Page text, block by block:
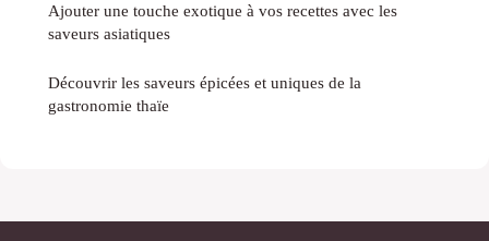
Ajouter une touche exotique à vos recettes avec les
saveurs asiatiques
Découvrir les saveurs épicées et uniques de la
gastronomie thaïe